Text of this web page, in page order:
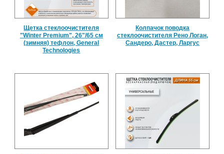
Щетка стеклоочистителя
"Winter Premium", 26"/65 см
(зимняя) тефлон, General
Technologies
Колпачок поводка
стеклоочистителя Рено Логан,
Сандеро, Дастер, Ларгус